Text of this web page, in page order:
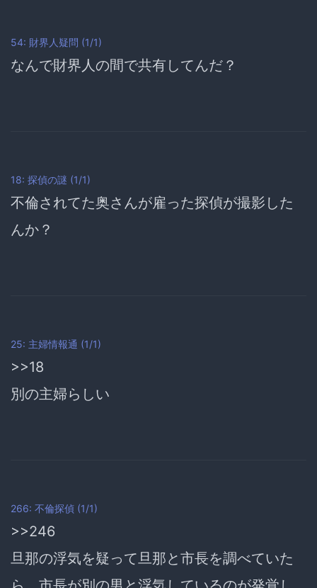
54: 財界人疑問 (1/1)
なんで財界人の間で共有してんだ？
18: 探偵の謎 (1/1)
不倫されてた奥さんが雇った探偵が撮影した
んか？
25: 主婦情報通 (1/1)
>>18
別の主婦らしい
266: 不倫探偵 (1/1)
>>246
旦那の浮気を疑って旦那と市長を調べていた